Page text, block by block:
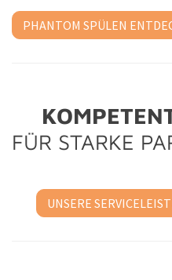
PHANTOM SPÜLEN
FÜR STARKE
UNSERE